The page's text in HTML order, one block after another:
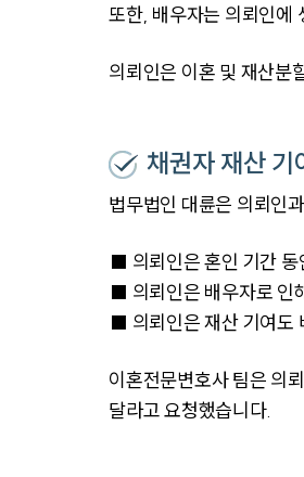
또한, 배우자는 의뢰인에
의뢰인은 이혼 및 재산분
채권자 재산 기
법무법인 대륜은 의뢰인
■ 의뢰인은 혼인 기간 동
■ 의뢰인은 배우자로 인
■ 의뢰인은 재산 기여도
이혼전문변호사 팀은 의
달라고 요청했습니다.